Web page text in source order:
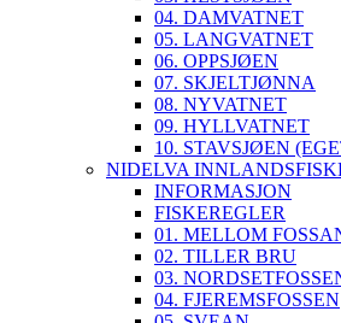
04. DAMVATNET
05. LANGVATNET
06. OPPSJØEN
07. SKJELTJØNNA
08. NYVATNET
09. HYLLVATNET
10. STAVSJØEN
NIDELVA
INFORMASJON
FISKEREGLER
01. MELLOM
02. TILLER BRU
03.
04. FJEREMSFOSSEN